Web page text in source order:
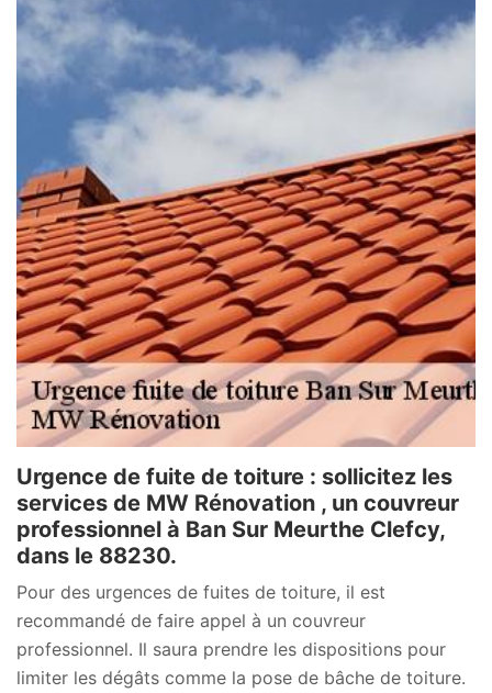
Urgence de fuite de toiture : sollicitez les
services de MW Rénovation , un couvreur
professionnel à Ban Sur Meurthe Clefcy,
dans le 88230.
Pour des urgences de fuites de toiture, il est
recommandé de faire appel à un couvreur
professionnel. Il saura prendre les dispositions pour
limiter les dégâts comme la pose de bâche de toiture.